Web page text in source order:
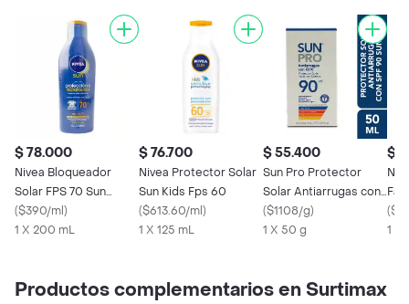
$ 78.000
Nivea Bloqueador
Solar FPS 70 Sun
Protección e
Hidratación
($390/ml)
1 X 200 mL
$ 76.700
Nivea Protector Solar
Sun Kids Fps 60
($613.60/ml)
1 X 125 mL
$ 55.400
Sun Pro Protector
Solar Antiarrugas con
90 Spf
($1108/g)
1 X 50 g
$
50
(
1 X
Productos complementarios en Surtimax